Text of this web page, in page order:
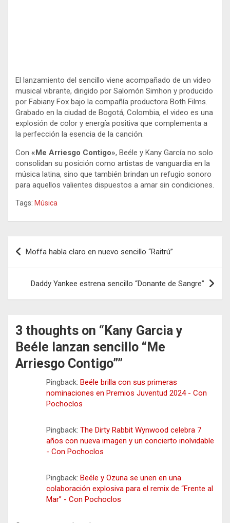
El lanzamiento del sencillo viene acompañado de un video
musical vibrante, dirigido por Salomón Simhon y producido
por Fabiany Fox bajo la compañía productora Both Films.
Grabado en la ciudad de Bogotá, Colombia, el video es una
explosión de color y energía positiva que complementa a
la perfección la esencia de la canción.
Con «Me Arriesgo Contigo», Beéle y Kany García no solo
consolidan su posición como artistas de vanguardia en la
música latina, sino que también brindan un refugio sonoro
para aquellos valientes dispuestos a amar sin condiciones.
Tags: Música
Navegación
de
entradas
Moffa habla claro en nuevo sencillo “Raitrú”
Daddy Yankee estrena sencillo “Donante de Sangre”
3 thoughts on “ Kany Garcia y
Beéle lanzan sencillo “Me
Arriesgo Contigo””
Pingback: Beéle brilla con sus primeras
nominaciones en Premios Juventud 2024 - Con
Pochoclos
Pingback: The Dirty Rabbit Wynwood celebra 7
años con nueva imagen y un concierto inolvidable
- Con Pochoclos
Pingback: Beéle y Ozuna se unen en una
colaboración explosiva para el remix de “Frente al
Mar” - Con Pochoclos